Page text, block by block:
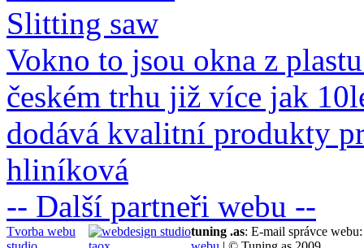
Slitting saw
Vokno to jsou okna z
českém trhu již více jak
dodává kvalitní produkty
hliníková
-- Další partneři webu --
Tvorba webu
tuning .as: E-mail správce